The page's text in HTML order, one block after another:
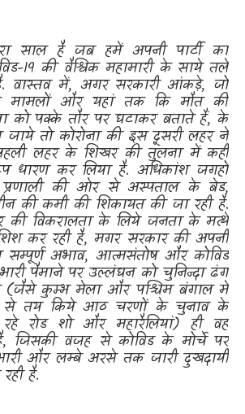
साल है जब हमें अपनी पार्टी का
19की वैश्विक महामारी के साये तले
वास्तव में,अगर सरकारी आंकड़े, जो
मामलों और यहां तक कि मौत की
को पक्के तौर पर घटाकर बताते हैं,के
जाये तो कोरोना की इस दूसरी लहर ने
लहर के शिखर की तुलना में कहीं
धारण कर लिया है. अधिकांश जगहों
प्रणाली की ओर से अस्पताल के बेड,
की कमी की शिकायत की जा रही है.
की विकरालता के लिये जनता के मत्थे
कर रही है,मगर सरकार की अपनी
अभाव,आत्मसंतोष और कोविड
पैमाने पर उल्लंघन को चुनिन्दा ढंग
(जैसे कुम्भ मेला और पश्चिम बंगाल में
से तय किये आठ चरणों के चुनाव के
रोड शो और महारैलियां) ही वह
, जिसकी वजह से कोविड के मोर्चे पर
और लम्बे अरसे तक जारी दुखदायी
है.